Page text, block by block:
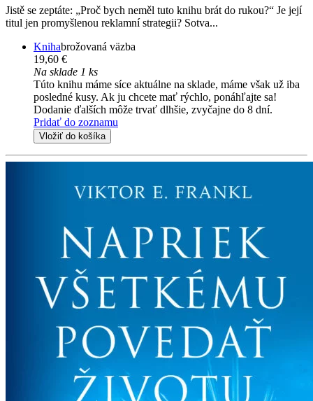
Jistě se zeptáte: „Proč bych neměl tuto knihu brát do rukou?“ Je její
titul jen promyšlenou reklamní strategii? Sotva...
Knihabrožovaná väzba
19,60 €
Na sklade 1 ks
Túto knihu máme síce aktuálne na sklade, máme však už iba
posledné kusy. Ak ju chcete mať rýchlo, ponáhľajte sa!
Dodanie ďalších môže trvať dlhšie, zvyčajne do 8 dní.
Pridať do zoznamu
Vložiť do košíka